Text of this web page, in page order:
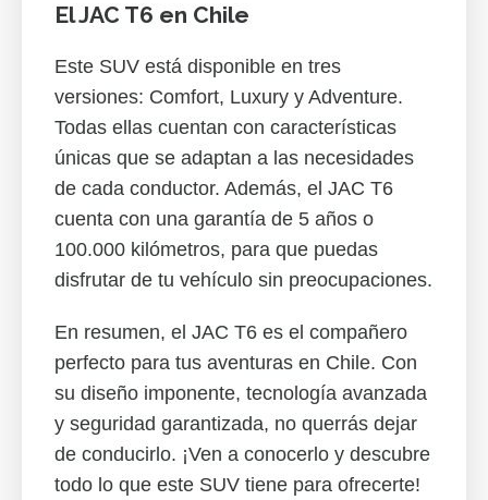
El JAC T6 en Chile
Este SUV está disponible en tres
versiones: Comfort, Luxury y Adventure.
Todas ellas cuentan con características
únicas que se adaptan a las necesidades
de cada conductor. Además, el JAC T6
cuenta con una garantía de 5 años o
100.000 kilómetros, para que puedas
disfrutar de tu vehículo sin preocupaciones.
En resumen, el JAC T6 es el compañero
perfecto para tus aventuras en Chile. Con
su diseño imponente, tecnología avanzada
y seguridad garantizada, no querrás dejar
de conducirlo. ¡Ven a conocerlo y descubre
todo lo que este SUV tiene para ofrecerte!